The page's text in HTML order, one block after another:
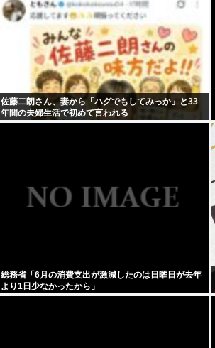
佐藤二朗さん、妻から「ハグでもしてみっか」と33
年間の夫婦生活で初めて言われる
総務省「6月の消費支出が激減したのは日曜日が去年
より1日少なかったから」